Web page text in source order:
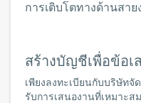
การเติบโตทางด้านสา
สร้างบัญชีเพื่อข้อ
เพียงลงทะเบียนกับบริษัทจั
รับการเสนองานที่เหมาะ